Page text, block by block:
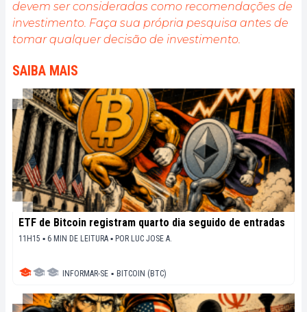
devem ser consideradas como recomendações de
investimento. Faça sua própria pesquisa antes de
tomar qualquer decisão de investimento.
SAIBA MAIS
ETF de Bitcoin registram quarto dia seguido de entradas
11H15 ▪ 6 MIN DE LEITURA ▪ POR LUC JOSE A.
INFORMAR-SE ▪ BITCOIN (BTC)